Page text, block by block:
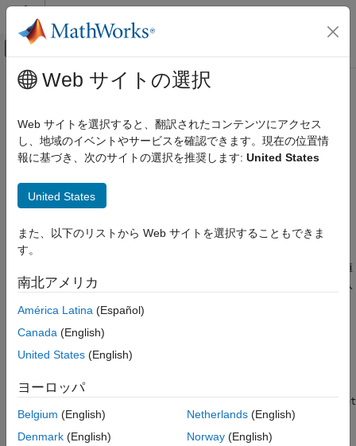
コンテンツへスキップ
オフキャンバス ナビゲーション メ
ドキュメンテーションのホーム
データのインポートと解析
大きなファイルとビッグ データ
subset
構文
例
バージョン履歴
参考
メインコンテンツ
subset
データストアまたは FileSet のサブセットの作成
構文
説明
に対応する読み取り値
を含むサブセットを返します。サブセット
のタイプは、入
入力dsがデータストアの場合、出力
データストア。
入力 ds
ジェクトの場合、出力subdsもそれぞれFileSet、DsFileSet
またはBlockedFileSet オブジェクト。
Web サイトの選択
Web サイトを選択すると、翻訳されたコンテンツにアクセス
し、地域のイベントやサービスを確認できます。現在の位置情
報に基づき、次のサイトの選択を推奨します: United States
United States
また、以下のリストから Web サイトを選択することもできま
す。
南北アメリカ
América Latina (Español)
Canada (English)
United States (English)
ヨーロッパ
Belgium (English)
Denmark (English)
Netherlands(English)
Norway(English)